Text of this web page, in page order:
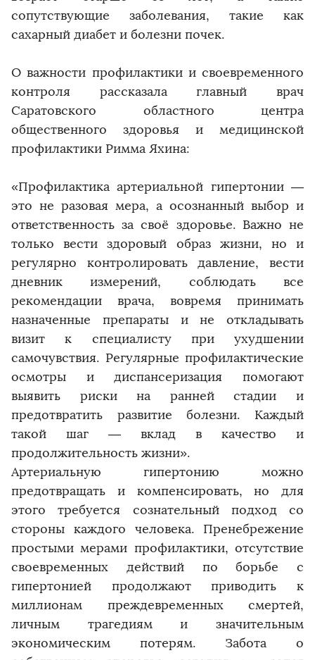
сопутствующие заболевания, такие как
сахарный диабет и болезни почек.
О важности профилактики и своевременного
контроля рассказала главный врач
Саратовского областного центра
общественного здоровья и медицинской
профилактики Римма Яхина:
«Профилактика артериальной гипертонии —
это не разовая мера, а осознанный выбор и
ответственность за своё здоровье. Важно не
только вести здоровый образ жизни, но и
регулярно контролировать давление, вести
дневник измерений, соблюдать все
рекомендации врача, вовремя принимать
назначенные препараты и не откладывать
визит к специалисту при ухудшении
самочувствия. Регулярные профилактические
осмотры и диспансеризация помогают
выявить риски на ранней стадии и
предотвратить развитие болезни. Каждый
такой шаг — вклад в качество и
продолжительность жизни».
Артериальную гипертонию можно
предотвращать и компенсировать, но для
этого требуется сознательный подход со
стороны каждого человека. Пренебрежение
простыми мерами профилактики, отсутствие
своевременных действий по борьбе с
гипертонией продолжают приводить к
миллионам преждевременных смертей,
личным трагедиям и значительным
экономическим потерям. Забота о